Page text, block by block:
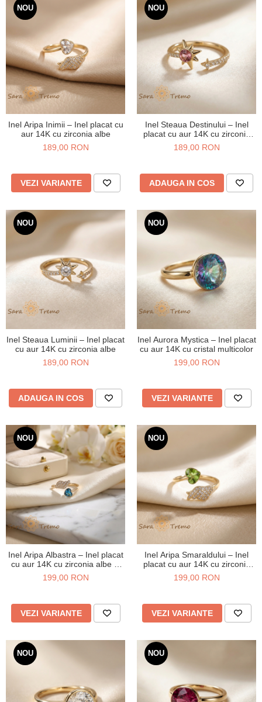
NOU
Inel Aripa Inimii – Inel placat cu
aur 14K cu zirconia albe
189,00 RON
VEZI VARIANTE
NOU
Inel Steaua Destinului – Inel
placat cu aur 14K cu zirconia
roz si albe
189,00 RON
ADAUGA IN COS
NOU
Inel Steaua Luminii – Inel placat
cu aur 14K cu zirconia albe
189,00 RON
ADAUGA IN COS
NOU
Inel Aurora Mystica – Inel placat
cu aur 14K cu cristal multicolor
199,00 RON
VEZI VARIANTE
NOU
Inel Aripa Albastra – Inel placat
cu aur 14K cu zirconia albe si
cristal albastru
199,00 RON
VEZI VARIANTE
NOU
Inel Aripa Smaraldului – Inel
placat cu aur 14K cu zirconia
albe si cristal verde
199,00 RON
VEZI VARIANTE
NOU NOU